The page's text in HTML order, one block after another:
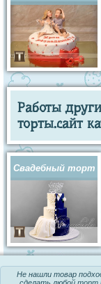
Работы
торты.сайт
Свадебный торт
Не нашли товар